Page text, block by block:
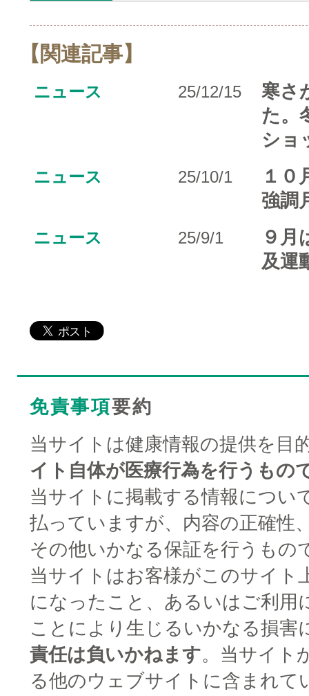
【関連記事】
ニュース 25/12/15
寒さ
た。
ショ
ニュース 25/10/1
１０
強調
ニュース 25/9/1
９月
及運
免責事項要約
当サイトは健康情報の提供を目
イト自体が医療行為を行うもの
当サイトに掲載する情報につい
払っていますが、内容の正確性
その他いかなる保証を行うもの
当サイトはお客様がこのサイト
になったこと、あるいはご利用
ことにより生じるいかなる損害
責任は負いかねます。当サイト
る他のウェブサイトに含まれて